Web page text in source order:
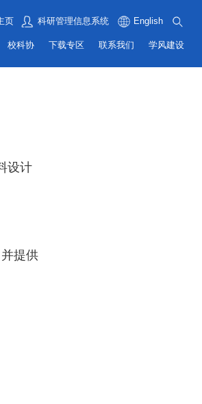
页 科研管理信息系统 English
校科协 下载专区 联系我们 学风建设
设计
提供